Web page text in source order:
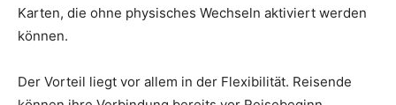
Karten, die ohne physisches Wechseln aktiviert werden
können.
Der Vorteil liegt vor allem in der Flexibilität. Reisende